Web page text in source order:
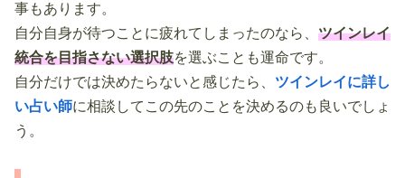
事もあります。
自分自身が待つことに疲れてしまったのなら、 ツインレイ
統合を目指さない選択肢を選ぶことも運命です。
自分だけでは決めたらないと感じたら、 ツインレイに詳し
い占い師に相談してこの先のことを決めるのも良いでしょ
う。